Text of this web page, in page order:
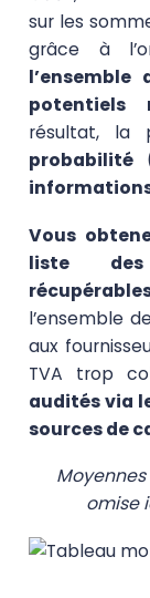
sur les
grâce à
l’ensemble
potentiels
résultat, la
probabilité
Vous
liste des
l’ensemble
aux
TVA trop
audités via
sources de
omise